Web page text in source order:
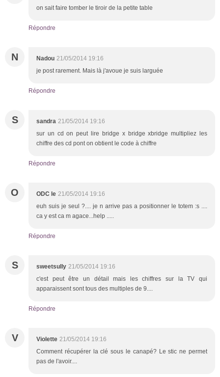
on sait faire tomber le tiroir de la petite table
Répondre
N Nadou 21/05/2014 19:16
je post rarement. Mais là j'avoue je suis larguée
Répondre
S sandra 21/05/2014 19:16
sur un cd on peut lire bridge x bridge xbridge multipliez les
chiffre des cd pont on obtient le code à chiffre
Répondre
O ODC le 21/05/2014 19:16
euh suis je seul ?.... je n arrive pas a positionner le totem :s ....
ca y est ca m agace...help .....
Répondre
S sweetsully 21/05/2014 19:16
c'est peut être un détail mais les chiffres sur la TV qui
apparaissent sont tous des multiples de 9....
Répondre
V Violette 21/05/2014 19:16
Comment récupérer la clé sous le canapé? Le stic ne permet
pas de l'avoir....